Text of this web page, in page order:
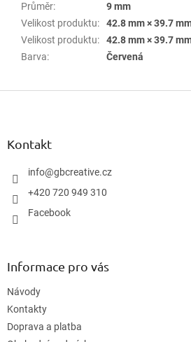
Průměr:
9 mm
Velikost produktu:
42.8 mm × 39.7
Velikost produktu:
42.8 mm × 39.7
Barva: Červená
Z
Kontakt
info@gbcreative.cz
+420 720 949 310
Facebook
Informace pro vás
Návody
Kontakty
Doprava a platba